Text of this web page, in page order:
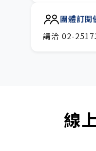
團體訂閱
請洽 02-
線